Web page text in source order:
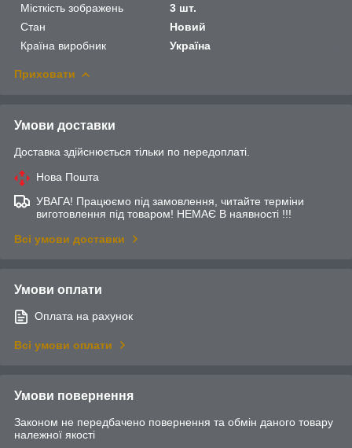
Місткість зображень
3 шт.
Стан
Новий
Країна виробник
Україна
Приховати
Умови доставки
Доставка здійснюється тільки по передоплаті.
Нова Пошта
УВАГА! Працюємо під замовлення, читайте терміни
виготовлення під товаром! НЕМАЄ В наявності !!!
Всі умови доставки
Умови оплати
Оплата на рахунок
Всі умови оплати
Умови повернення
Законом не передбачено повернення та обмін даного товару
належної якості